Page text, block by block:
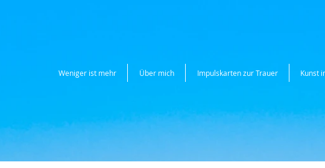
Weniger ist mehr Über mich Impulskarten zur Trauer Kunst